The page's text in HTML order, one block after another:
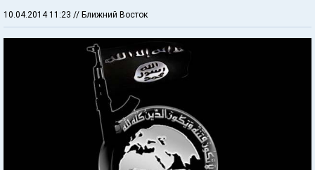
10.04.2014 11:23 // Ближний Восток